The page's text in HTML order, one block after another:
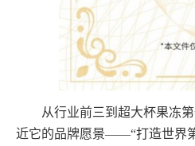
从行业前三到超大杯果冻
近它的品牌愿景——“打造世界